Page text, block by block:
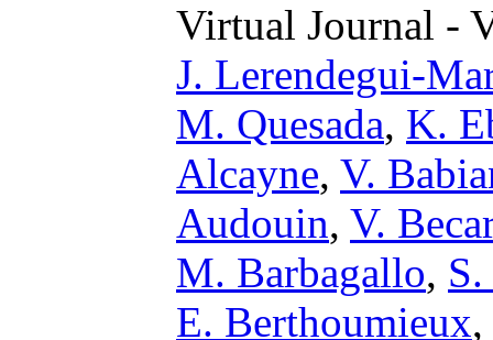
Virtual Journal -
J. Lerendegui-
M. Quesada, K.
Alcayne, V.
Audouin, V.
M. Barbagallo,
E. Berthoumieux,